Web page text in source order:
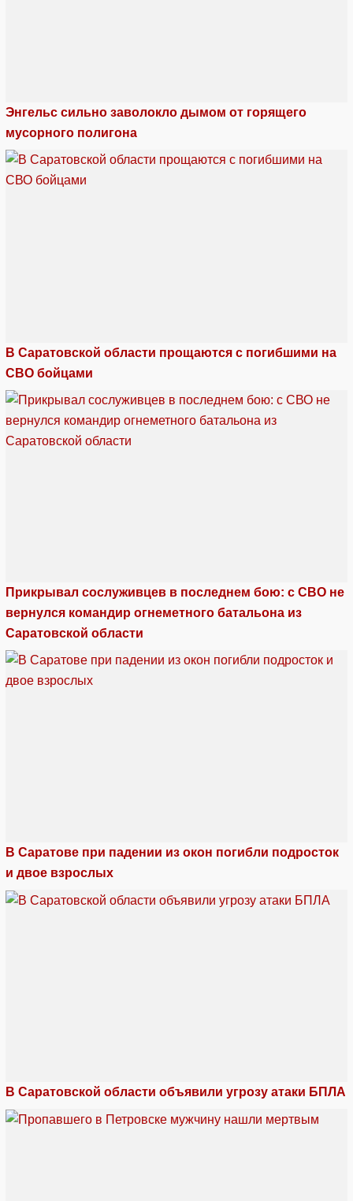
Энгельс сильно заволокло дымом от горящего
мусорного полигона
В Саратовской области прощаются с погибшими на
СВО бойцами
Прикрывал сослуживцев в последнем бою: с СВО не
вернулся командир огнеметного батальона из
Саратовской области
В Саратове при падении из окон погибли подросток
и двое взрослых
В Саратовской области объявили угрозу атаки БПЛА